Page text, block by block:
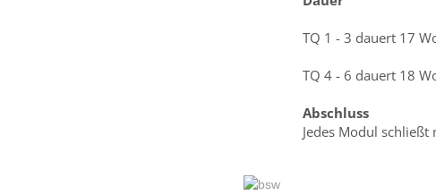
TQ 1 - 3 dauert 17
TQ 4 - 6 dauert 18
Abschluss
Jedes Modul